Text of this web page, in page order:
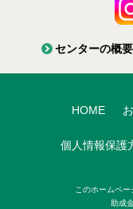
センターの概要
HOME
個人情報保護
このホームペ
助成